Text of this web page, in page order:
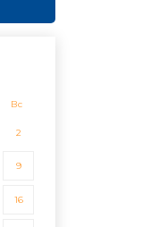
Вс
2
9
16